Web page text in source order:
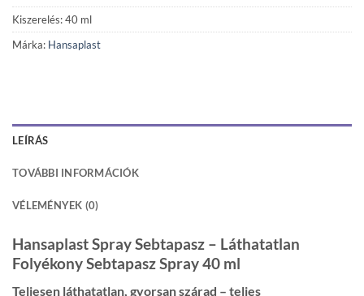
Kiszerelés: 40 ml
Márka: Hansaplast
LEÍRÁS
TOVÁBBI INFORMÁCIÓK
VÉLEMÉNYEK (0)
Hansaplast Spray Sebtapasz – Láthatatlan
Folyékony Sebtapasz Spray 40 ml
Teljesen láthatatlan, gyorsan szárad – teljes